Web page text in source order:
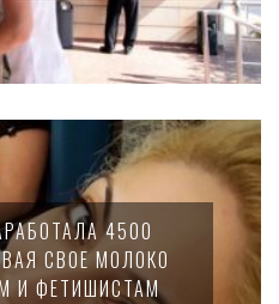
4500
СВОЕ МОЛОКО
И ФЕТИШИСТАМ